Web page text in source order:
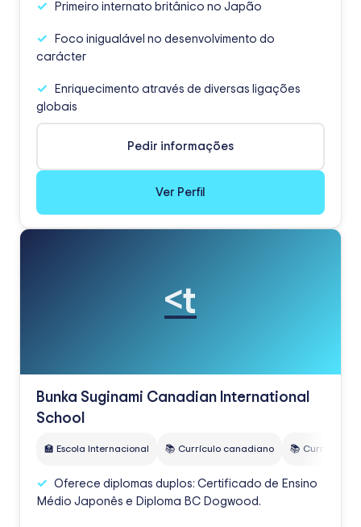
Primeiro internato britânico no Japão
Foco inigualável no desenvolvimento do
carácter
Enriquecimento através de diversas ligações
globais
Pedir informações
Ver Perfil
<t
Bunka Suginami Canadian International
School
🏫 Escola Internacional 📚 Currículo canadiano 📚 Currículo
Oferece diplomas duplos: Certificado de Ensino
Médio Japonês e Diploma BC Dogwood.